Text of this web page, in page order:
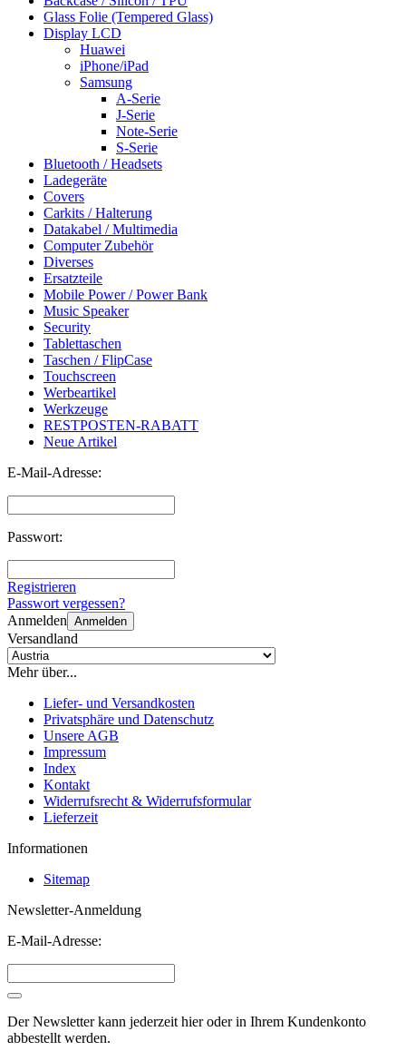
Glass Folie (Tempered Glass)
Display LCD
Huawei
iPhone/iPad
Samsung
A-Serie
J-Serie
Note-Serie
S-Serie
Bluetooth / Headsets
Ladegeräte
Covers
Carkits / Halterung
Datakabel / Multimedia
Computer Zubehör
Diverses
Ersatzteile
Mobile Power / Power Bank
Music Speaker
Security
Tablettaschen
Taschen / FlipCase
Touchscreen
Werbeartikel
Werkzeuge
RESTPOSTEN-RABATT
Neue Artikel
E-Mail-Adresse:
Passwort:
Registrieren
Passwort vergessen?
Anmelden Anmelden
Versandland
Mehr über...
Liefer- und Versandkosten
Privatsphäre und Datenschutz
Unsere AGB
Impressum
Index
Kontakt
Widerrufsrecht & Widerrufsformular
Lieferzeit
Informationen
Sitemap
Newsletter-Anmeldung
E-Mail-Adresse:
Der Newsletter kann jederzeit hier oder in Ihrem Kundenkonto
abbestellt werden.